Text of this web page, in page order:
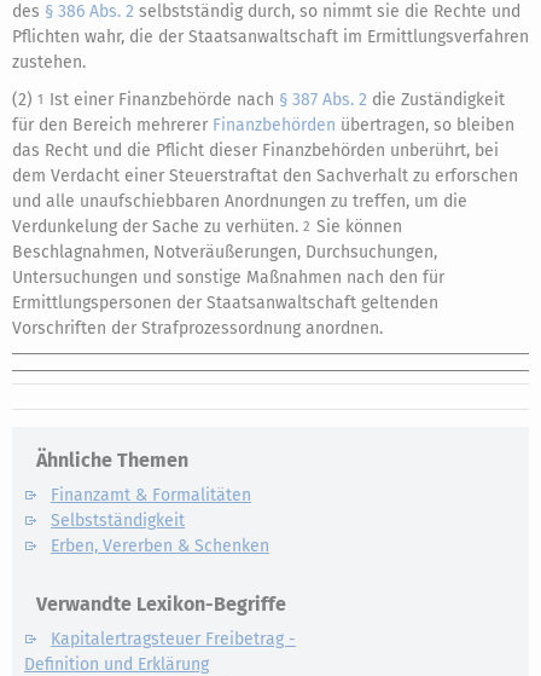
des § 386 Abs. 2 selbstständig durch, so nimmt sie die Rechte und
Pflichten wahr, die der Staatsanwaltschaft im Ermittlungsverfahren
zustehen.
(2) 1 Ist einer Finanzbehörde nach § 387 Abs. 2 die Zuständigkeit
für den Bereich mehrerer Finanzbehörden übertragen, so bleiben
das Recht und die Pflicht dieser Finanzbehörden unberührt, bei
dem Verdacht einer Steuerstraftat den Sachverhalt zu erforschen
und alle unaufschiebbaren Anordnungen zu treffen, um die
Verdunkelung der Sache zu verhüten. 2 Sie können
Beschlagnahmen, Notveräußerungen, Durchsuchungen,
Untersuchungen und sonstige Maßnahmen nach den für
Ermittlungspersonen der Staatsanwaltschaft geltenden
Vorschriften der Strafprozessordnung anordnen.
Ähnliche Themen
Finanzamt & Formalitäten
Selbstständigkeit
Erben, Vererben & Schenken
Verwandte Lexikon-Begriffe
Kapitalertragsteuer Freibetrag -
Definition und Erklärung